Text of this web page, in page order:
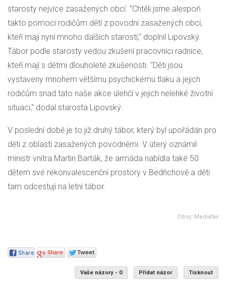
starosty nejvíce zasažených obcí. "Chtěli jsme alespoň
takto pomoci rodičům dětí z povodní zasažených obcí,
kteří mají nyní mnoho dalších starostí," doplnil Lipovský.
Tábor podle starosty vedou zkušení pracovníci radnice,
kteří mají s dětmi dlouholeté zkušenosti. "Děti jsou
vystaveny mnohem většímu psychickému tlaku a jejich
rodičům snad tato naše akce ulehčí v jejich nelehké životní
situaci," dodal starosta Lipovský.
V poslední době je to již druhý tábor, který byl upořádán pro
děti z oblastí zasažených povodněmi. V úterý oznámil
ministr vnitra Martin Barták, že armáda nabídla také 50
dětem své rekonvalescenční prostory v Bedřichově a děti
tam odcestují na letní tábor.
Zdroj: Mediafax
Vaše názory - 0 Přidat názor Tisknout